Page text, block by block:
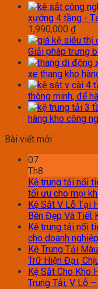
xưởng 4 tầng -
1,990,000 ₫
Giải pháp trưng
xe thang kho
thông minh, để
hàng kho công
Bài viết mới
07
Th8
Kệ trung tải nối
tối ưu cho mọi
Kệ Sắt V Lỗ Tại
Bền Đẹp Và Tiết
Kệ trung tải nối
cho doanh
Kệ Trung Tải
Trữ Hiện Đại,
Kệ Sắt Cho Kho
Trung Tải, V Lỗ